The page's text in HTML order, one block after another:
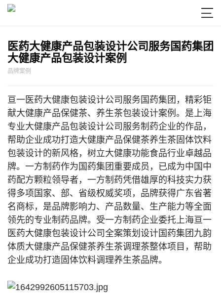

医药大健康产品包装设计公司服务国药集团
大健康产品包装设计案例
品牌案例
亘一医药大健康包装设计公司服务国药集团，精彩钜
献大健康产品保健茶、养生茶包装设计案例。是上海
专业大健康产品包装设计公司服务制药企业的作品，
帮助企业成功打造大健康产品保健茶养生茶固体饮料
包装设计的新风格，树立大健康功能食品行业卓越品
牌。一方制药作为国药集团重要成员，已成为中国中
药配方颗粒领导者，一方制药凭借雄厚的科技实力获
得多项国家、部、省级权威奖项，品牌获得广东省著
名商标，是品牌影响力、产品数量、生产能力等全面
领先的专业制药品牌。受一方制药企业委托上海亘一
医药大健康包装设计公司全案策划设计国药集团九韵
体质大健康产品保健茶养生茶调理茶整体项目，帮助
企业成功打造固体饮料调理养生茶品牌。